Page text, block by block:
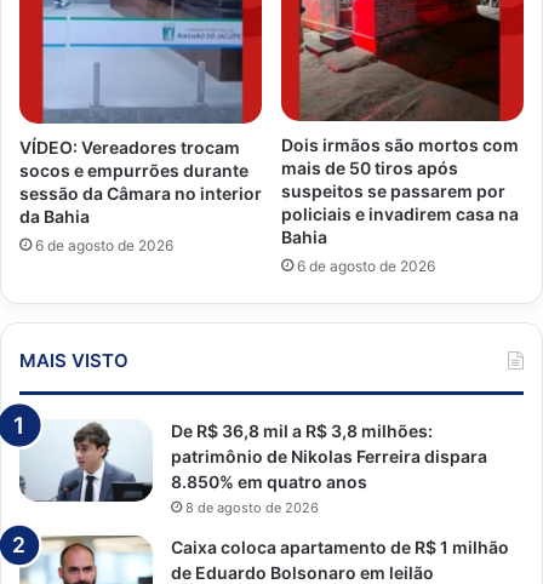
VÍDEO: Vereadores trocam
socos e empurrões durante
sessão da Câmara no interior
da Bahia
6 de agosto de 2026
Dois irmãos são mortos com
mais de 50 tiros após
suspeitos se passarem por
policiais e invadirem casa na
Bahia
6 de agosto de 2026
MAIS VISTO
De R$ 36,8 mil a R$ 3,8 milhões:
patrimônio de Nikolas Ferreira dispara
8.850% em quatro anos
8 de agosto de 2026
Caixa coloca apartamento de R$ 1 milhão
de Eduardo Bolsonaro em leilão